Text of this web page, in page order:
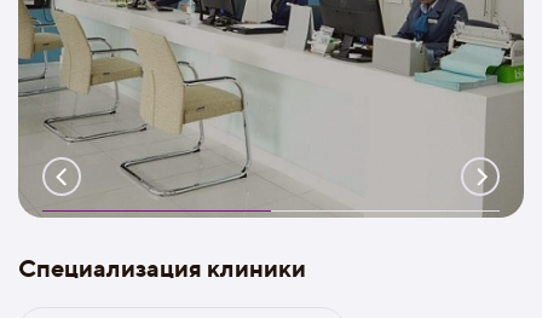
Специализация клиники